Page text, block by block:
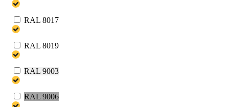
RAL 8017
RAL 8019
RAL 9003
RAL 9006